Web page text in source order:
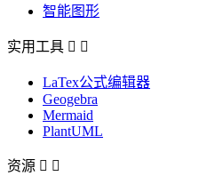
智能图形
实用工具  
LaTex公式编辑器
Geogebra
Mermaid
PlantUML
资源  